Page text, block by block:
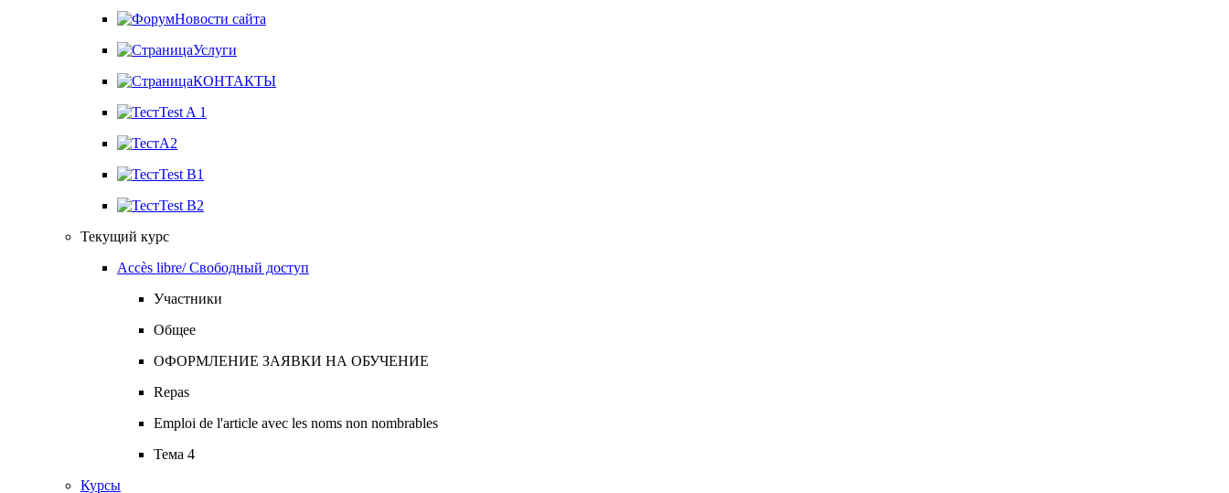
Новости сайта
Услуги
КОНТАКТЫ
Test A 1
A2
Test B1
Test B2
Текущий курс
Accès libre/ Свободный доступ
Участники
Общее
ОФОРМЛЕНИЕ ЗАЯВКИ НА ОБУЧЕНИЕ
Repas
Emploi de l'article avec les noms non nombrables
Тема 4
Курсы